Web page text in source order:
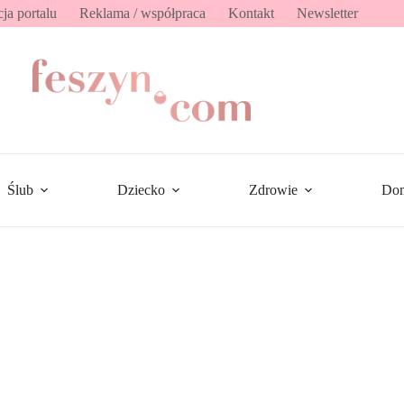
portalu Reklama / współpraca Kontakt Newsletter
Ślub Dziecko Zdrowie